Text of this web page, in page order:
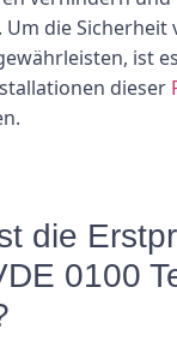
die Sicherheit
ist
dieser
die
0100